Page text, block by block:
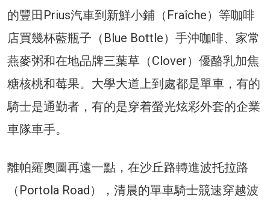
的豐田Prius汽車到新鮮小鋪（Fraîche）等咖啡
店買幾杯藍瓶子（Blue Bottle）手沖咖啡、家常
燕麥粥和在地品牌三葉草（Clover）優酪乳加焦
糖核桃和莓果。大學大道上到處都是單車，有的
騎士是通勤者，有的是穿着螢光炫彩外套的企業
車隊車手。
離帕羅奧圖再遠一點，在沙丘路轉進波托拉路
（Portola Road），清晨的單車騎士競速穿越波